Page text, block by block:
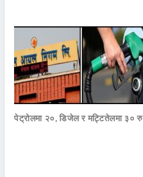
पेट्रोलमा २०, डिजेल र मट्टितेलमा ३०